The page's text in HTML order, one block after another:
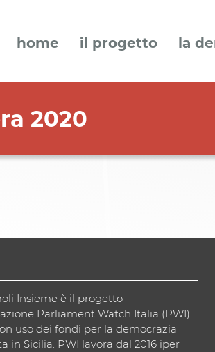
home il progetto la
2020
Insieme è il progetto
Parliament Watch Italia (PWI)
uso dei fondi per la democrazia
in Sicilia. PWI lavora dal 2016 iper